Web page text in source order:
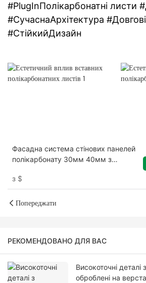
#PlugInПолікарбонатні листи
#СучаснаАрхітектура
#СтійкийДизайн
Фасадна система стінових панелей
полікарбонату 30мм 40мм з
з $
Попереджати
РЕКОМЕНДОВАНО ДЛЯ ВАС
Високоточні деталі
оброблені на